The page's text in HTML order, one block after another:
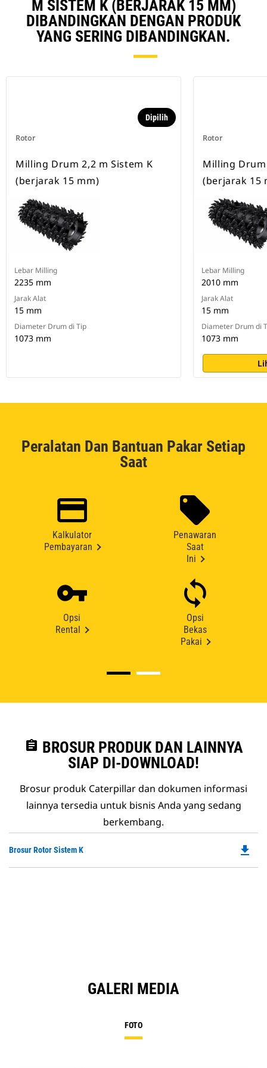
M SISTEM K (BERJARAK 15 MM)
DIBANDINGKAN DENGAN PRODUK
YANG SERING DIBANDINGKAN.
Rotor
Dipilih
Milling Drum 2,2 m Sistem K
(berjarak 15 mm)
Lebar Milling
2235 mm
Jarak Alat
15 mm
Diameter Drum di Tip
1073 mm
Rotor
Milling Drum
(berjarak 15
Lebar Milling
2010 mm
Jarak Alat
15 mm
Diameter Drum di
1073 mm
Peralatan Dan Bantuan Pakar Setiap
Saat
Kalkulator
Pembayaran
Penawaran
Saat
Ini
Opsi
Rental
Opsi
Bekas
Pakai
assignment BROSUR PRODUK DAN LAINNYA
SIAP DI-DOWNLOAD!
Brosur produk Caterpillar dan dokumen informasi
lainnya tersedia untuk bisnis Anda yang sedang
berkembang.
Brosur Rotor Sistem K file_download
GALERI MEDIA
FOTO